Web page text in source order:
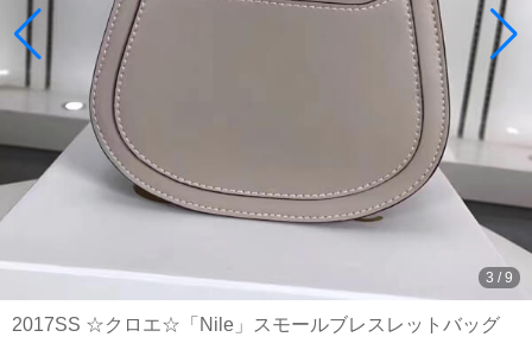
3 /9
2017SS ☆クロエ☆「Nile」スモールブレスレットバッグ